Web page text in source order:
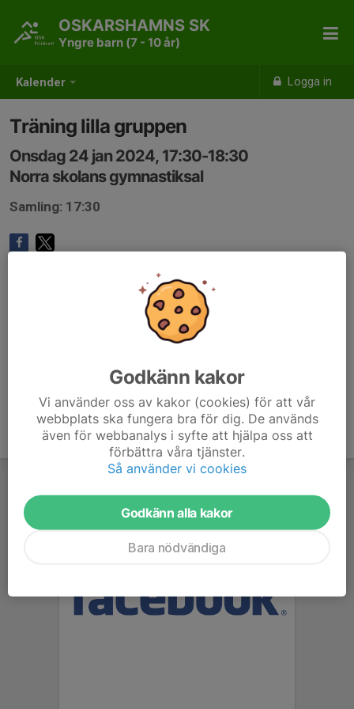
Kalender Logga in
OSKARSHAMNS SK
Yngre barn (7 - 10 år)
Träning lilla gruppen
Onsdag 24 jan 2024, 17:30-18:30
Norra skolans gymnastiksal
Samling: 17:30
Godkänn kakor
Vi använder oss av kakor (cookies) för att vår
webbplats ska fungera bra för dig. De används
även för webbanalys i syfte att hjälpa oss att
förbättra våra tjänster.
Så använder vi cookies
Godkänn alla kakor
Bara nödvändiga